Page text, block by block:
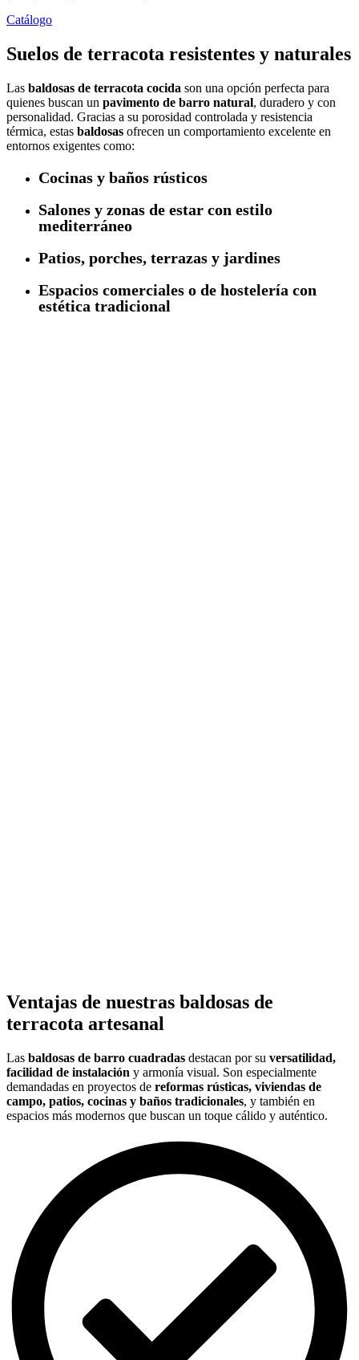
Catálogo
Suelos de terracota resistentes y naturales
Las baldosas de terracota cocida son una opción perfecta para
quienes buscan un pavimento de barro natural, duradero y con
personalidad. Gracias a su porosidad controlada y resistencia
térmica, estas baldosas ofrecen un comportamiento excelente en
entornos exigentes como:
Cocinas y baños rústicos
Salones y zonas de estar con estilo
mediterráneo
Patios, porches, terrazas y jardines
Espacios comerciales o de hostelería con
estética tradicional
Ventajas de nuestras baldosas de
terracota artesanal
Las baldosas de barro cuadradas destacan por su versatilidad,
facilidad de instalación y armonía visual. Son especialmente
demandadas en proyectos de reformas rústicas, viviendas de
campo, patios, cocinas y baños tradicionales, y también en
espacios más modernos que buscan un toque cálido y auténtico.